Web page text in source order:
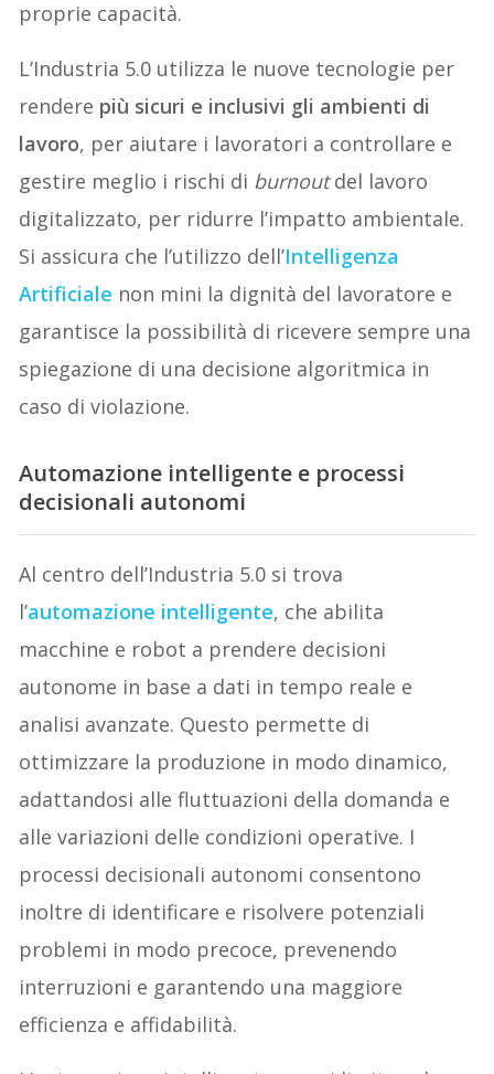
proprie capacità.
L’Industria 5.0 utilizza le nuove tecnologie per
rendere più sicuri e inclusivi gli ambienti di
lavoro, per aiutare i lavoratori a controllare e
gestire meglio i rischi di burnoutdel lavoro
digitalizzato, per ridurre l’impatto ambientale.
Si assicura che l’utilizzo dell’Intelligenza
Artificiale non mini la dignità del lavoratore e
garantisce la possibilità di ricevere sempre una
spiegazione di una decisione algoritmica in
caso di violazione.
Automazione intelligente e processi
decisionali autonomi
Al centro dell’Industria 5.0 si trova
l’automazione intelligente, che abilita
macchine e robot a prendere decisioni
autonome in base a dati in tempo reale e
analisi avanzate. Questo permette di
ottimizzare la produzione in modo dinamico,
adattandosi alle fluttuazioni della domanda e
alle variazioni delle condizioni operative. I
processi decisionali autonomi consentono
inoltre di identificare e risolvere potenziali
problemi in modo precoce, prevenendo
interruzioni e garantendo una maggiore
efficienza e affidabilità.